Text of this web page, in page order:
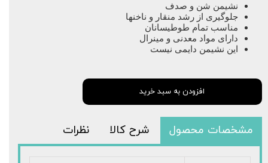
نشیمن شن و صدف
جلوگیری از رشد منقار و ناخنها
مناسب تمام طوطیسانان
دارای مواد معدنی و مینرال
این نشیمن دایمی نیست
افزودن به سبد خرید
مشخصات محصول شرح کالا نظرات